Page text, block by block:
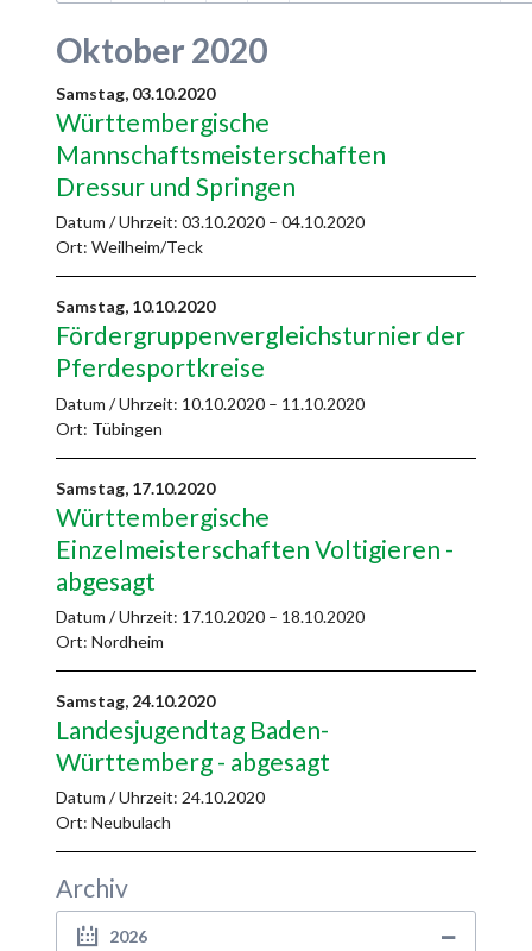
Oktober 2020
Samstag, 03.10.2020
Württembergische
Mannschaftsmeisterschaften
Dressur und Springen
Datum / Uhrzeit: 03.10.2020 – 04.10.2020
Ort: Weilheim/Teck
Samstag, 10.10.2020
Fördergruppenvergleichsturnier der
Pferdesportkreise
Datum / Uhrzeit: 10.10.2020 – 11.10.2020
Ort: Tübingen
Samstag, 17.10.2020
Württembergische
Einzelmeisterschaften Voltigieren -
abgesagt
Datum / Uhrzeit: 17.10.2020 – 18.10.2020
Ort: Nordheim
Samstag, 24.10.2020
Landesjugendtag Baden-
Württemberg - abgesagt
Datum / Uhrzeit: 24.10.2020
Ort: Neubulach
Archiv
2026